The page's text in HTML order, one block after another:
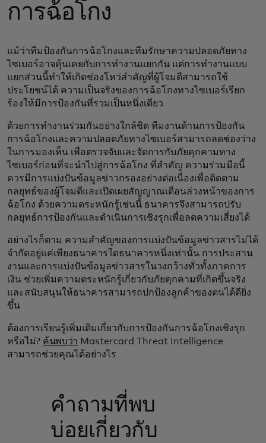
การฉ้อโกง
แม้ว่าทีมป้องกันการฉ้อโกงและทีมรักษาความปลอดภัยทาง
ไซเบอร์อาจคุ้นเคยกับการทำงานแยกกัน แต่การทำงานแบบ
แยกส่วนนี้ทำให้เกิดช่องโหว่สำคัญที่ผู้โจมตีสามารถใช้
ประโยชน์ได้ ความเป็นจริงของการฉ้อโกงทางไซเบอร์เรียก
ร้องให้มีการป้องกันที่รวมเป็นหนึ่งเดียว
ด้วยการทำงานร่วมกันอย่างใกล้ชิด ทีมงานด้านการป้องกัน
การฉ้อโกงและความปลอดภัยทางไซเบอร์สามารถลดช่องว่าง
ในการมองเห็น เพื่อตรวจจับและจัดการกับภัยคุกคามทาง
ไซเบอร์ก่อนที่จะนำไปสู่การฉ้อโกง ที่สำคัญ ความร่วมมือนี้
ควรมีการแบ่งปันข้อมูลข่าวกรองอย่างต่อเนื่องเพื่อติดตาม
กลยุทธ์ของผู้โจมตีและเปิดเผยสัญญาณเตือนล่วงหน้าของการ
ฉ้อโกง ด้วยความตระหนักรู้เช่นนี้ ธนาคารจึงสามารถปรับ
กลยุทธ์การป้องกันและดำเนินการเชิงรุกเพื่อลดความเสี่ยงได้
อย่างไรก็ตาม ความสำคัญของการแบ่งปันข้อมูลข่าวสารไม่ได้
จำกัดอยู่แค่เพียงธนาคารใดธนาคารหนึ่งเท่านั้น การประสาน
งานและการแบ่งปันข้อมูลข่าวสารในวงกว้างทั่วทั้งภาคการ
เงิน ช่วยเพิ่มความตระหนักรู้เกี่ยวกับภัยคุกคามที่เกิดขึ้นจริง
และสนับสนุนให้ธนาคารสามารถปกป้องลูกค้าของตนได้ดียิ่ง
ขึ้น
ต้องการเรียนรู้เพิ่มเติมเกี่ยวกับการป้องกันการฉ้อโกงเชิงรุก
หรือไม่? ค้นพบว่า Mastercard Threat Intelligence
สามารถช่วยคุณได้อย่างไร
คำถามที่พบ
บ่อยเกี่ยวกับ